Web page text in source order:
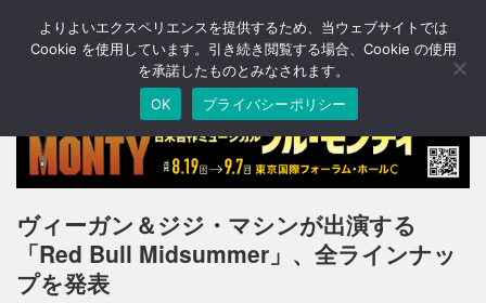
T
o
n
a
v
a
ヴィーガン＆ジジ・マシンが出演する
「Red Bull Midsummer」、全ラインナッ
プを発表
よりよいエクスペリエンスを提供するため、当ウェブサイトでは
Cookie を使用しています。引き続き閲覧する場合、Cookie の使用
を承諾したものとみなされます。
OK
プライバシーポリシー